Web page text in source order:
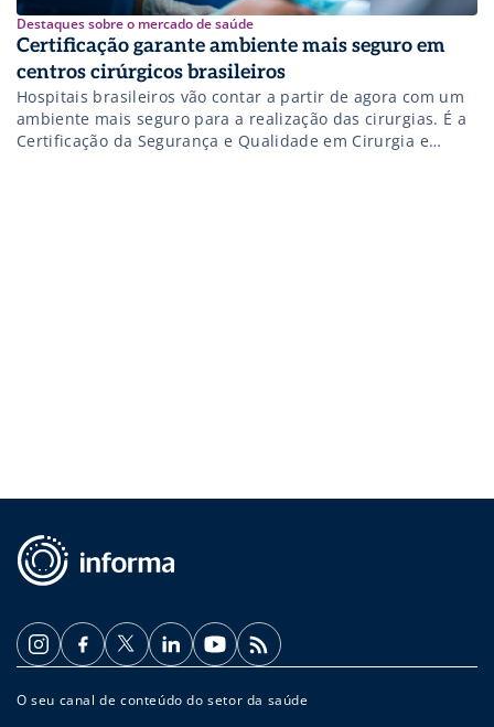
Destaques sobre o mercado de saúde
Certificação garante ambiente mais seguro em
centros cirúrgicos brasileiros
Hospitais brasileiros vão contar a partir de agora com um
ambiente mais seguro para a realização das cirurgias. É a
Certificação da Segurança e Qualidade em Cirurgia e
O seu canal de conteúdo do setor da saúde